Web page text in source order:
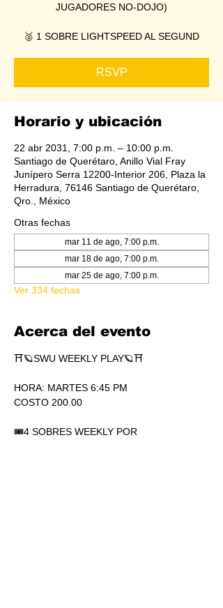
JUGADORES NO-DOJO)
🥈 1 SOBRE LIGHTSPEED AL SEGUND
RSVP
Horario y ubicación
22 abr 2031, 7:00 p.m. – 10:00 p.m.
Santiago de Querétaro, Anillo Vial Fray
Junípero Serra 12200-Interior 206, Plaza la
Herradura, 76146 Santiago de Querétaro,
Qro., México
Otras fechas
mar 11 de ago, 7:00 p.m.
mar 18 de ago, 7:00 p.m.
mar 25 de ago, 7:00 p.m.
Ver 334 fechas
Acerca del evento
⛩🪐SWU WEEKLY PLAY🪐⛩
HORA: MARTES 6:45 PM
COSTO 200.00
🎟4 SOBRES WEEKLY POR